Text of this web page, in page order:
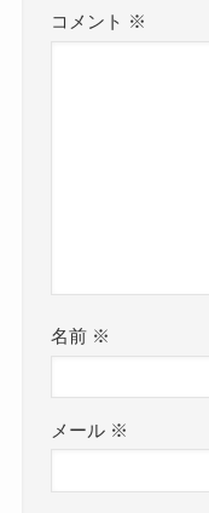
コメント ※
名前 ※
メール ※